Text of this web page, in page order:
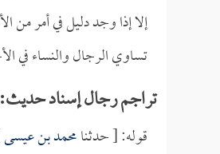
إلا إذا وجد دليل في أمر
تساوي الرجال والنساء في
تراجم رجال إسناد
قوله: [ حدثنامحمد بن عيسى